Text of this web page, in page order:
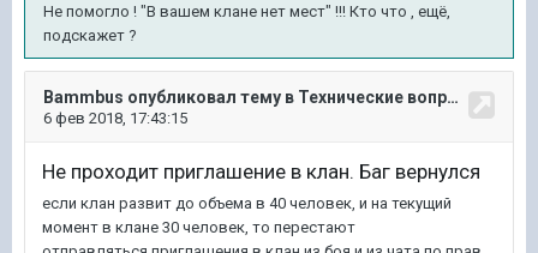
Не помогло ! "В вашем клане нет мест" !!! Кто что , ещё,
подскажет ?